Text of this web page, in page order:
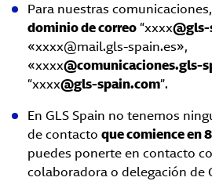
Para nuestras comunicaciones,
dominio de correo“xxxx
«xxxx@mail.gls-spain.es»,
«xxxx@comunicaciones.gls-
“xxxx@gls-spain.com”.
En GLS Spain no tenemos
de contacto que comience en
puedes ponerte en contacto
colaboradora o delegación de